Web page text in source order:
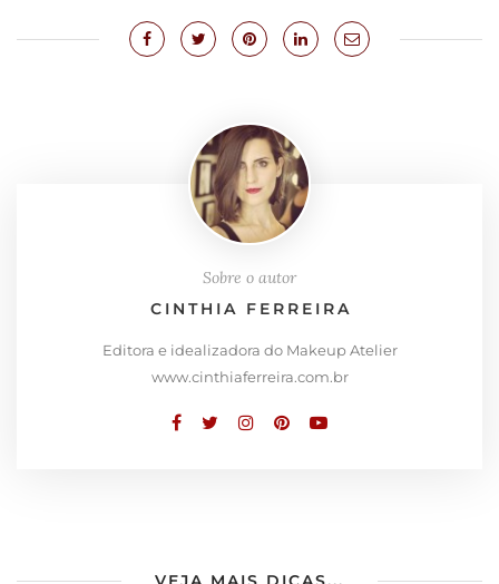
Sobre o autor
CINTHIA FERREIRA
Editora e idealizadora do Makeup Atelier
www.cinthiaferreira.com.br